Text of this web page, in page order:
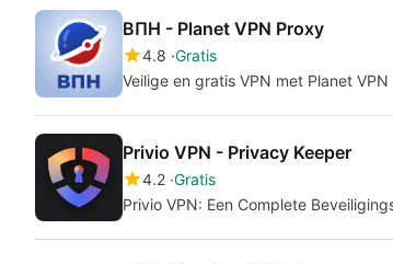
ВПН - Planet VPN Proxy
4.8 Gratis
Veilige en gratis VPN met Planet VPN
Privio VPN - Privacy Keeper
4.2 Gratis
Privio VPN: Een Complete